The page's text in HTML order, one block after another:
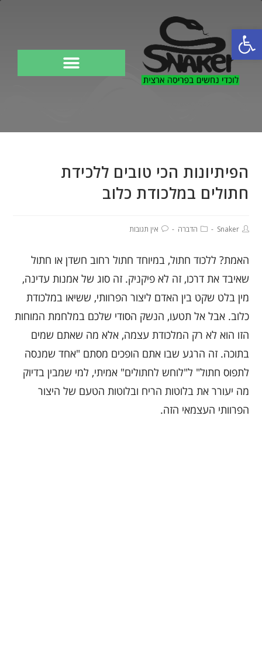
פתח סרגל נגישות
הפיתיונות הכי טובים ללכידת
חתולים במלכודת כלוב
Snaker הדברה אין תגובות
האמת? ללכוד חתול, במיוחד חתול רחוב חשדן או חתול
שאיבד את דרכו, זה לא פיקניק. זה סוג של אמנות עדינה,
מין בלט שקט בין האדם ליצור הפרוותי, ששיאו במלכודת
כלוב. אבל אל תטעו, הנשק הסודי שלכם במלחמת המוחות
הזו הוא לא רק המלכודת עצמה, אלא מה שאתם שמים
בתוכה. זה הרגע שבו אתם הופכים מסתם "אחד שמנסה
לתפוס חתול" ל"לוחש לחתולים" אמיתי, למי שמבין בדיוק
מה יעורר את בלוטות הריח ובלוטות הטעם של היצור
הפרוותי העצמאי הזה.